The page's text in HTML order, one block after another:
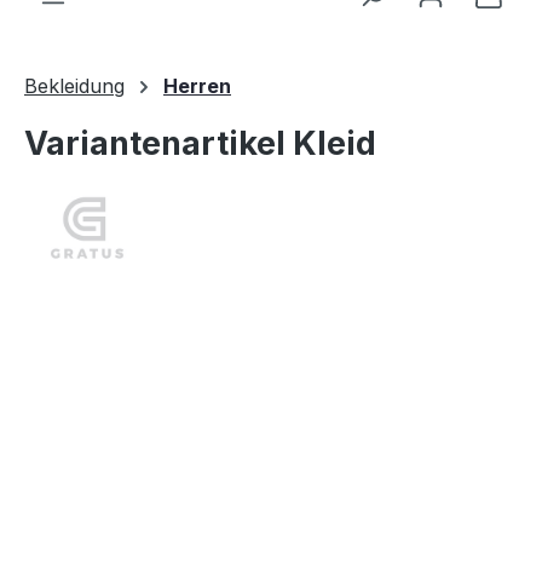
Bekleidung Herren
Variantenartikel Kleid